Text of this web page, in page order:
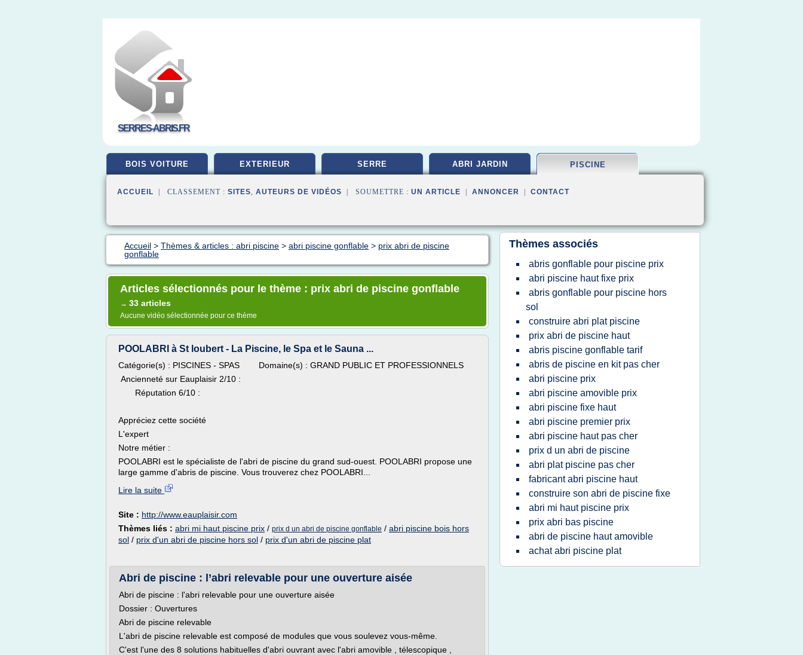
SERRES-ABRIS.FR
BOIS VOITURE EXTERIEUR SERRE ABRI JARDIN PISCINE
ACCUEIL | CLASSEMENT : SITES, AUTEURS DE VIDÉOS | SOUMETTRE : UN ARTICLE ANNONCER CONTACT
Accueil > Thèmes & articles : abri piscine > abri piscine gonflable > prix abri de piscine
gonflable
Articles sélectionnés pour le thème : prix abri de piscine gonflable
→ 33 articles
Aucune vidéo sélectionnée pour ce thème
POOLABRI à St loubert - La Piscine, le Spa et le Sauna ...
Catégorie(s) : PISCINES - SPAS Domaine(s) : GRAND PUBLIC ET PROFESSIONNELS
Ancienneté sur Eauplaisir 2/10 :
Réputation 6/10 :
Appréciez cette société
L'expert
Notre métier :
POOLABRI est le spécialiste de l'abri de piscine du grand sud-ouest. POOLABRI propose une
large gamme d'abris de piscine. Vous trouverez chez POOLABRI...
Lire la suite
Site : http://www.eauplaisir.com
Thèmes liés : abri mi haut piscine prix / prix d un abri de piscine gonflable / abri piscine bois hors
sol / prix d'un abri de piscine hors sol / prix d'un abri de piscine plat
Abri de piscine : l’abri relevable pour une ouverture aisée
Abri de piscine : l'abri relevable pour une ouverture aisée
Dossier : Ouvertures
Abri de piscine relevable
L'abri de piscine relevable est composé de modules que vous soulevez vous-même.
C'est l'une des 8 solutions habituelles d'abri ouvrant avec l'abri amovible , télescopique ,
Thèmes associés
abris gonflable pour piscine prix
abri piscine haut fixe prix
abris gonflable pour piscine hors
sol
construire abri plat piscine
prix abri de piscine haut
abris piscine gonflable tarif
abris de piscine en kit pas cher
abri piscine prix
abri piscine amovible prix
abri piscine fixe haut
abri piscine premier prix
abri piscine haut pas cher
prix d un abri de piscine
abri plat piscine pas cher
fabricant abri piscine haut
construire son abri de piscine fixe
abri mi haut piscine prix
prix abri bas piscine
abri de piscine haut amovible
achat abri piscine plat